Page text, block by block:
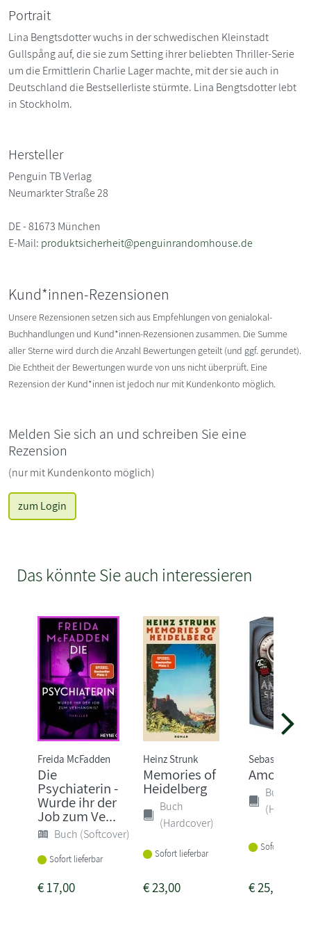
Portrait
Lina Bengtsdotter wuchs in der schwedischen Kleinstadt
Gullspång auf, die sie zum Setting ihrer beliebten Thriller-Serie
um die Ermittlerin Charlie Lager machte, mit der sie auch in
Deutschland die Bestsellerliste stürmte. Lina Bengtsdotter lebt
in Stockholm.
Hersteller
Penguin TB Verlag
Neumarkter Straße 28
DE - 81673 München
E-Mail: produktsicherheit@penguinrandomhouse.de
Kund*innen-Rezensionen
Unsere Rezensionen setzen sich aus Empfehlungen von genialokal-
Buchhandlungen und Kund*innen-Rezensionen zusammen. Die Summe
aller Sterne wird durch die Anzahl Bewertungen geteilt (und ggf. gerundet).
Die Echtheit der Bewertungen wurde von uns nicht überprüft. Eine
Rezension der Kund*innen ist jedoch nur mit Kundenkonto möglich.
Melden Sie sich an und schreiben Sie eine
Rezension
(nur mit Kundenkonto möglich)
zum Login
Das könnte Sie auch interessieren
Freida McFadden
Die
Psychiaterin -
Wurde ihr der
Job zum Ve...
Buch (Softcover)
Sofort lieferbar
€17,00
Heinz Strunk
Memories of
Heidelberg
Buch
(Hardcover)
Sofort lieferbar
€23,00
Sebastian
Amokspiel
Buch
Sofort
€25,00